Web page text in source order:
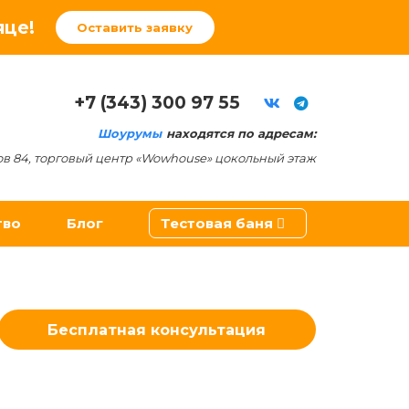
Оставить заявку
+7 (343) 300 97 55
Шоурумы находятся по адресам:
84, торговый центр «Wowhouse» цокольный этаж
Блог Тестовая баня
Бесплатная консультация